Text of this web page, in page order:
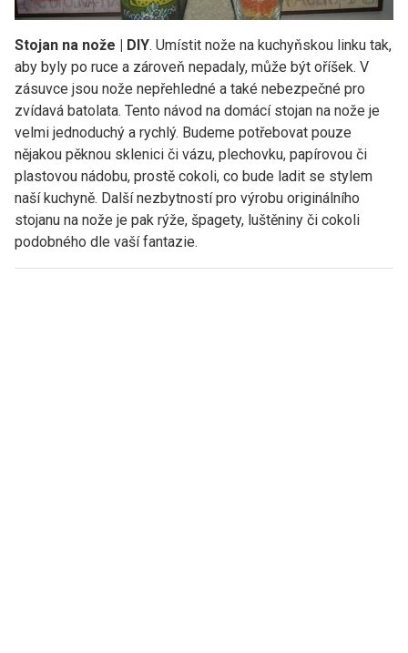
Stojan na nože | DIY. Umístit nože na kuchyňskou linku tak,
aby byly po ruce a zároveň nepadaly, může být oříšek. V
zásuvce jsou nože nepřehledné a také nebezpečné pro
zvídavá batolata. Tento návod na domácí stojan na nože je
velmi jednoduchý a rychlý. Budeme potřebovat pouze
nějakou pěknou sklenici či vázu, plechovku, papírovou či
plastovou nádobu, prostě cokoli, co bude ladit se stylem
naší kuchyně. Další nezbytností pro výrobu originálního
stojanu na nože je pak rýže, špagety, luštěniny či cokoli
podobného dle vaší fantazie.